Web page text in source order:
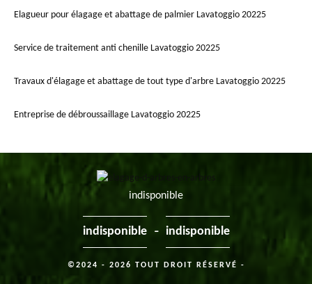
Elagueur pour élagage et abattage de palmier Lavatoggio 20225
Service de traitement anti chenille Lavatoggio 20225
Travaux d'élagage et abattage de tout type d'arbre Lavatoggio 20225
Entreprise de débroussaillage Lavatoggio 20225
indisponible
indisponible - indisponible
©2024 - 2026 TOUT DROIT RÉSERVÉ -